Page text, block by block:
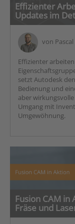
Effizienter
Updates im
von
Effizienter
setzt Autodesk
Bedienung und
aber
Umgang mit
Umgewöhnung.
Fusion CAM
Fräse und